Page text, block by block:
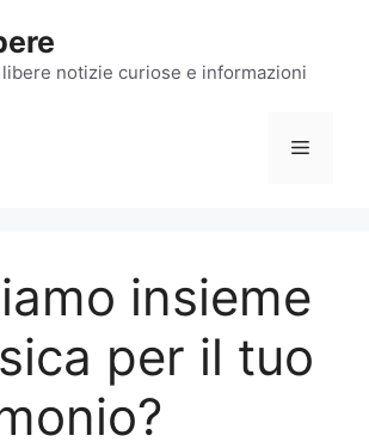
notizie curiose e informazioni
Menu
insieme
per il tuo